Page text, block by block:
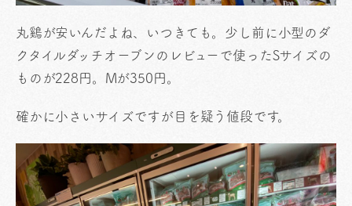
丸鷄が安いんだよね、いつきても。少し前に小型のダ
クタイルダッチオーブンのレビューで使ったSサイズの
ものが228円。Mが350円。
確かに小さいサイズですが目を疑う値段です。